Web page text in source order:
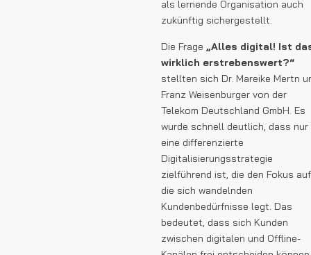
als lernende Organisation auch
zukünftig sichergestellt.
Die Frage „Alles digital! Ist
wirklich erstrebenswert?“
stellten sich Dr. Mareike Mertn
Franz Weisenburger von der
Telekom Deutschland GmbH. Es
wurde schnell deutlich, dass nur
eine differenzierte
Digitalisierungsstrategie
zielführend ist, die den Fokus auf
die sich wandelnden
Kundenbedürfnisse legt. Das
bedeutet, dass sich Kunden
zwischen digitalen und Offline-